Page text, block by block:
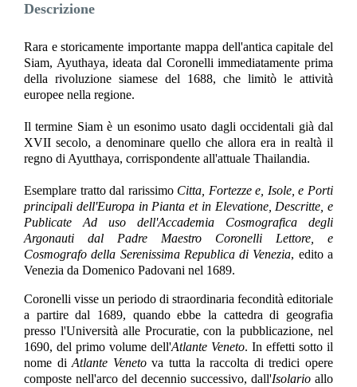
Descrizione
Rara e storicamente importante mappa dell'antica capitale del
Siam, Ayuthaya, ideata dal Coronelli immediatamente prima
della rivoluzione siamese del 1688, che limitò le attività
europee nella regione.
Il termine Siam è un esonimo usato dagli occidentali già dal
XVII secolo, a denominare quello che allora era in realtà il
regno di Ayutthaya, corrispondente all'attuale Thailandia.
Esemplare tratto dal rarissimo Citta, Fortezze e, Isole, e Porti
principali dell'Europa in Pianta et in Elevatione, Descritte, e
Publicate Ad uso dell'Accademia Cosmografica degli
Argonauti dal Padre Maestro Coronelli Lettore, e
Cosmografo della Serenissima Republica di Venezia, edito a
Venezia da Domenico Padovani nel 1689.
Coronelli visse un periodo di straordinaria fecondità editoriale
a partire dal 1689, quando ebbe la cattedra di geografia
presso l'Università alle Procuratie, con la pubblicazione, nel
1690, del primo volume dell'Atlante Veneto. In effetti sotto il
nome diAtlante Venetova tutta la raccolta di tredici opere
composte nell'arco del decennio successivo, dall'Isolario allo